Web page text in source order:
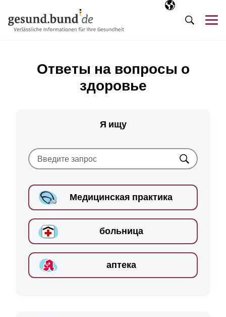
Выбранный
RU
Поиск
Ответы на вопросы о
здоровье
Я ищу
Искать
Медицинская практика
больница
аптека